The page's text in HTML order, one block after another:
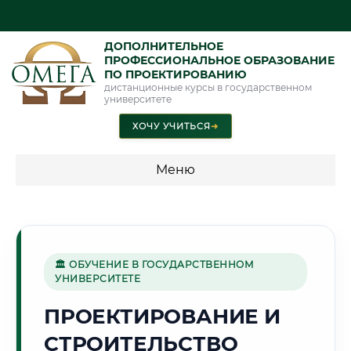
ДОПОЛНИТЕЛЬНОЕ
ПРОФЕССИОНАЛЬНОЕ ОБРАЗОВАНИЕ
ПО ПРОЕКТИРОВАНИЮ
дистанционные курсы в государственном
университете
ХОЧУ УЧИТЬСЯ➜
Меню
🔩
Г. НОВОКУЗНЕЦК
🏛 ОБУЧЕНИЕ В ГОСУДАРСТВЕННОМ
УНИВЕРСИТЕТЕ
ПРОЕКТИРОВАНИЕ И
СТРОИТЕЛЬСТВО